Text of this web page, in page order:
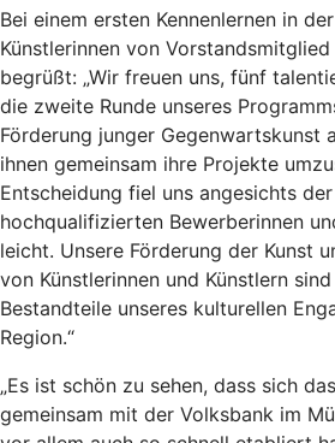
Bei einem ersten Kennenlernen in
Künstlerinnen von
begrüßt: „Wir freuen uns, fünf
die zweite Runde unseres
Förderung junger Gegenwartskunst
ihnen gemeinsam ihre Projekte
Entscheidung fiel uns angesichts
hochqualifizierten Bewerberinnen
leicht. Unsere Förderung der Kunst
von Künstlerinnen und Künstlern
Bestandteile unseres kulturellen
Region.“
„Es ist schön zu sehen, dass sich
gemeinsam mit der Volksbank im